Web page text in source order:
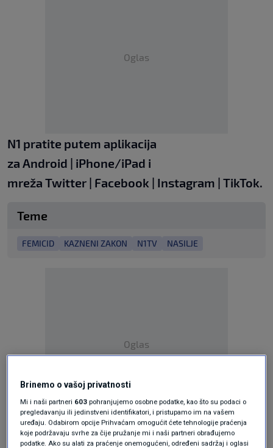
Oglas
N1 pratite putem aplikacija
za Android | iPhone/iPad i
mreža Twitter | Facebook | Instagram | TikTok.
Teme
FEMICID KAZNENI ZAKON N1TV NASILJE
Oglas
KAKVO JE TVOJE MIŠLJENJE O OVOME?
Brinemo o vašoj privatnosti
Mi i naši partneri 603 pohranjujemo osobne podatke, kao što su podaci o
pregledavanju ili jedinstveni identifikatori, i pristupamo im na vašem
uređaju. Odabirom opcije Prihvaćam omogućit ćete tehnologije praćenja
koje podržavaju svrhe za čije pružanje mi i naši partneri obrađujemo
podatke. Ako su alati za praćenje onemogućeni, određeni sadržaj i oglasi